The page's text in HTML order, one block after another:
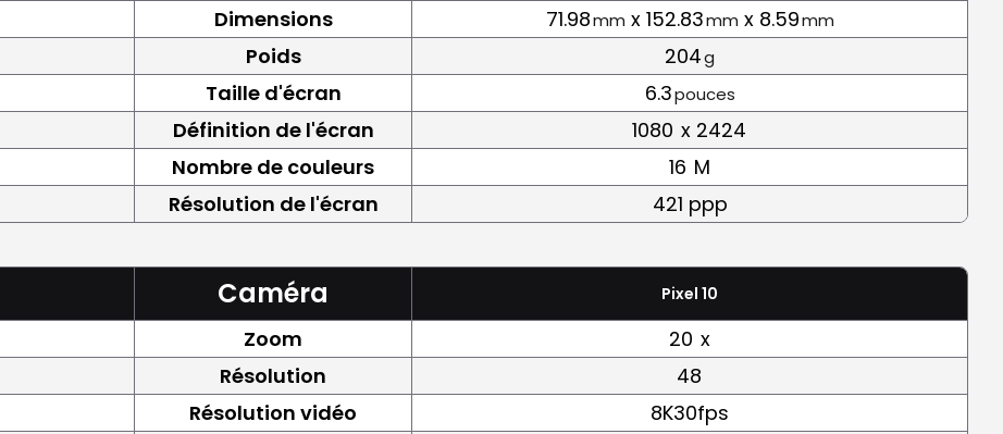
Dimensions 71.98mm x 152.83mm x 8.59mm
Poids 204g
Taille d'écran 6.3pouces
Définition de l'écran 1080 x 2424
Nombre de couleurs
16 M
Résolution de l'écran 421 ppp
Caméra Pixel 10
Zoom 20 x
Résolution
48
Résolution vidéo
8K30fps